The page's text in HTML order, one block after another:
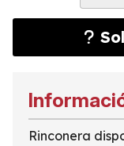
Rinconera